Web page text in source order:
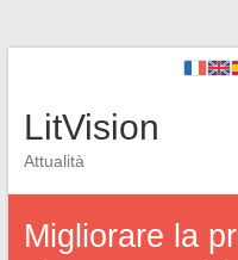
LitVision
Attualità
Migliorare la